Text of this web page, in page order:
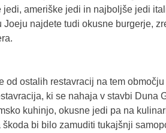
ameriške jedi in najboljše jedi
najdete tudi okusne burgerje,
od ostalih restavracij na tem
ki se nahaja v stavbi Duna
kuhinjo, okusne jedi pa na
bi bilo zamuditi tukajšnji